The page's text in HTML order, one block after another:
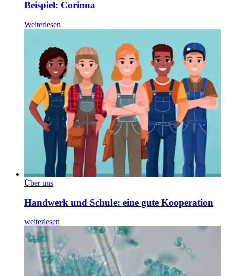
Beispiel: Corinna
Weiterlesen
Über uns
Handwerk und Schule: eine gute Kooperation
weiterlesen